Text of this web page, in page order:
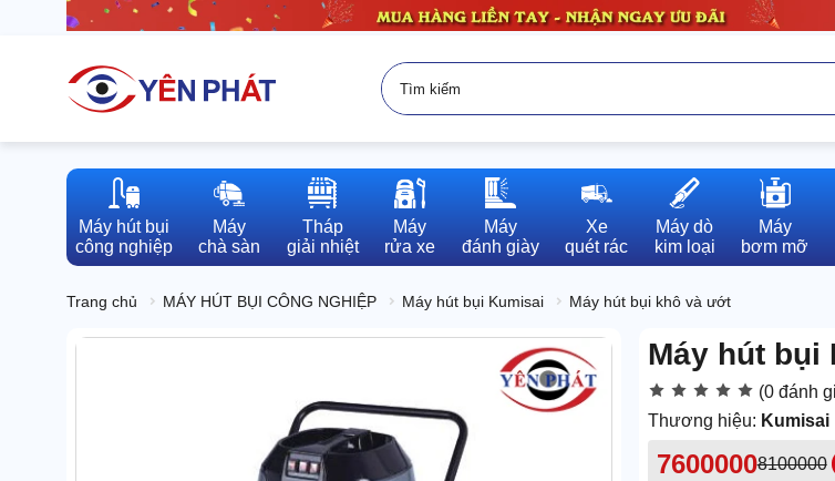
Máy hút bụi
công nghiệp
Máy
chà sàn
Tháp
giải nhiệt
Máy
rửa xe
Máy
đánh giày
Xe
quét rác
Máy dò
kim loại
Máy
bơm mỡ
Trang chủ MÁY HÚT BỤI CÔNG NGHIỆP Máy hút bụi Kumisai Máy hút bụi khô và ướt
Máy hút bụi
(0 đánh
Thương hiệu: Kumisai
76000008100000